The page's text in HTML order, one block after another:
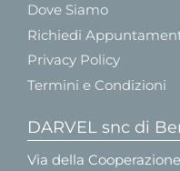
Dove Siamo
Richiedi
Privacy Policy
Termini e Condizioni
DARVEL snc di
Via della